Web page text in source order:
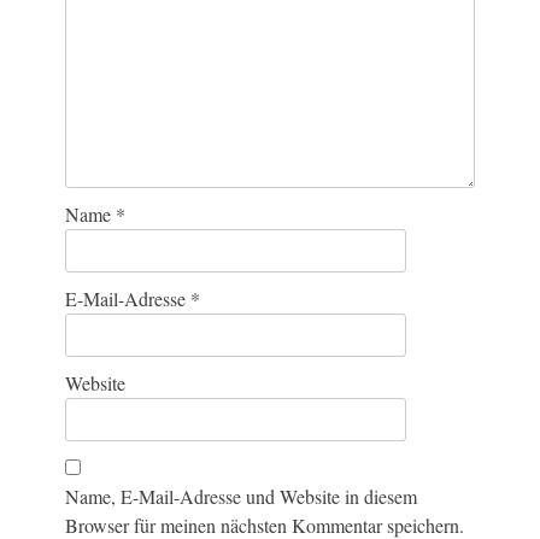
Name *
E-Mail-Adresse *
Website
Name, E-Mail-Adresse und Website in diesem
Browser für meinen nächsten Kommentar speichern.